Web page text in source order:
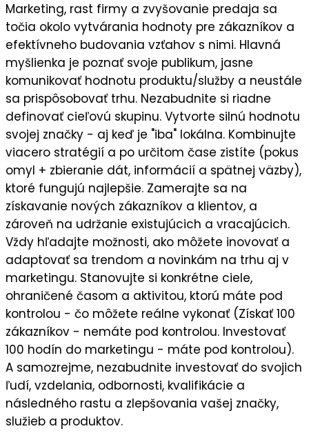
Marketing, rast firmy a zvyšovanie predaja sa
točia okolo vytvárania hodnoty pre zákazníkov a
efektívneho budovania vzťahov s nimi. Hlavná
myšlienka je poznať svoje publikum, jasne
komunikovať hodnotu produktu/služby a neustále
sa prispôsobovať trhu. Nezabudnite si riadne
definovať cieľovú skupinu. Vytvorte silnú hodnotu
svojej značky - aj keď je "iba" lokálna. Kombinujte
viacero stratégií a po určitom čase zistíte (pokus
omyl + zbieranie dát, informácií a spätnej väzby),
ktoré fungujú najlepšie. Zamerajte sa na
získavanie nových zákazníkov a klientov, a
zároveň na udržanie existujúcich a vracajúcich.
Vždy hľadajte možnosti, ako môžete inovovať a
adaptovať sa trendom a novinkám na trhu aj v
marketingu. Stanovujte si konkrétne ciele,
ohraničené časom a aktivitou, ktorú máte pod
kontrolou - čo môžete reálne vykonať (Získať 100
zákazníkov - nemáte pod kontrolou. Investovať
100 hodín do marketingu - máte pod kontrolou).
A samozrejme, nezabudnite investovať do svojich
ľudí, vzdelania, odbornosti, kvalifikácie a
následného rastu a zlepšovania vašej značky,
služieb a produktov.